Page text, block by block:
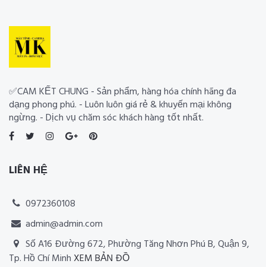
✅CAM KẾT CHUNG - Sản phẩm, hàng hóa chính hãng đa
dạng phong phú. - Luôn luôn giá rẻ & khuyến mại không
ngừng. - Dịch vụ chăm sóc khách hàng tốt nhất.
LIÊN HỆ
0972360108
admin@admin.com
Số A16 Đường 672, Phường Tăng Nhơn Phú B, Quận 9,
Tp. Hồ Chí Minh XEM BẢN ĐỒ